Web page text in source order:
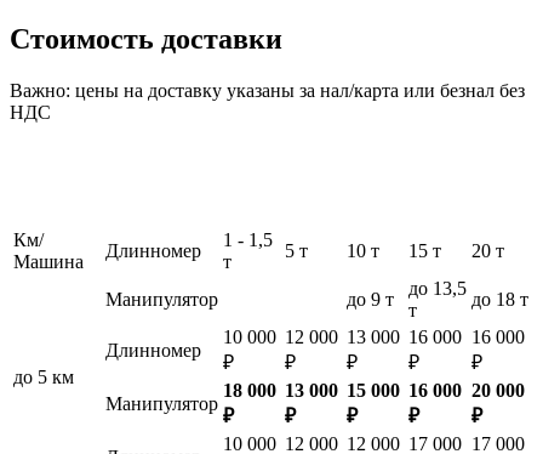
Стоимость доставки
Важно: цены на доставку указаны за нал/карта или безнал без
НДС
Км/
Машина
Длинномер
1 - 1,5
т
5 т 10 т 15 т 20 т
Манипулятор до 9 т
до 13,5
т
до 18 т
до 5 км
Длинномер
10 000
₽
12 000
₽
13 000
₽
16 000
₽
16 000
₽
Манипулятор
18 000
₽
13 000
₽
15 000
₽
16 000
₽
20 000
₽
10 000 12 000 12 000 17 000 17 000